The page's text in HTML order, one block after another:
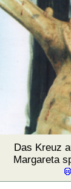
Das Kreuz
Margareta